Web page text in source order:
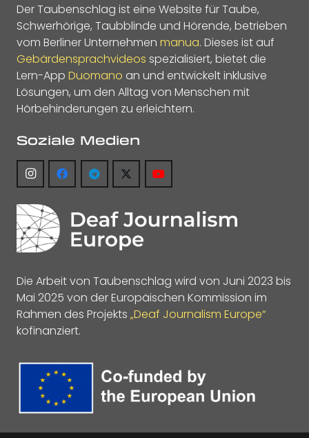
Der Taubenschlag ist eine Website für Taube,
Schwerhörige, Taubblinde und Hörende, betrieben
vom Berliner Unternehmen manua. Dieses ist auf
Gebärdensprachvideos spezialisiert, bietet die
Lern-App Duomano an und entwickelt inklusive
Lösungen, um den Alltag von Menschen mit
Hörbehinderungen zu erleichtern.
Soziale Medien
Die Arbeit von Taubenschlag wird von Juni 2023 bis
Mai 2025 von der Europäischen Kommission im
Rahmen des Projekts „Deaf Journalism Europe“
kofinanziert.